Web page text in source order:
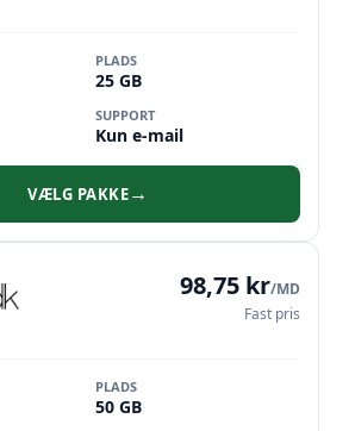
PLADS
25 GB
SUPPORT
Kun e-mail
VÆLG PAKKE→
98,75 kr/MD
Fast pris
PLADS
50 GB